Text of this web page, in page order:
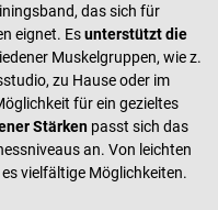
das sich für
eignet. Esunterstützt die
Muskelgruppen, wie z.
zu Hause oder im
für ein gezieltes
Stärken passt sich das
an. Von leichten
vielfältige Möglichkeiten.